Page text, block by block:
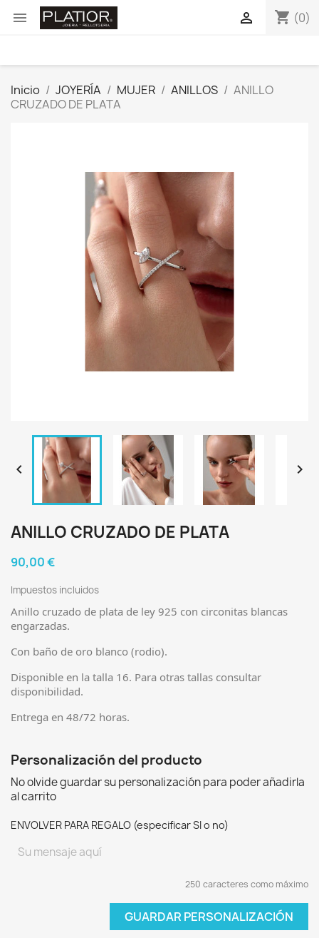
 shopping_cart (0)

Inicio JOYERÍA MUJER ANILLOS
ANILLO
CRUZADO DE PLATA
 
ANILLO CRUZADO DE PLATA
90,00 €
Impuestos incluidos
Anillo cruzado de plata de ley 925 con circonitas blancas
engarzadas.
Con baño de oro blanco (rodio).
Disponible en la talla 16. Para otras tallas consultar
disponibilidad.
Entrega en 48/72 horas.
Personalización del producto
No olvide guardar su personalización para poder añadirla
al carrito
ENVOLVER PARA REGALO (especificar SI o no)
250 caracteres como máximo
GUARDAR PERSONALIZACIÓN